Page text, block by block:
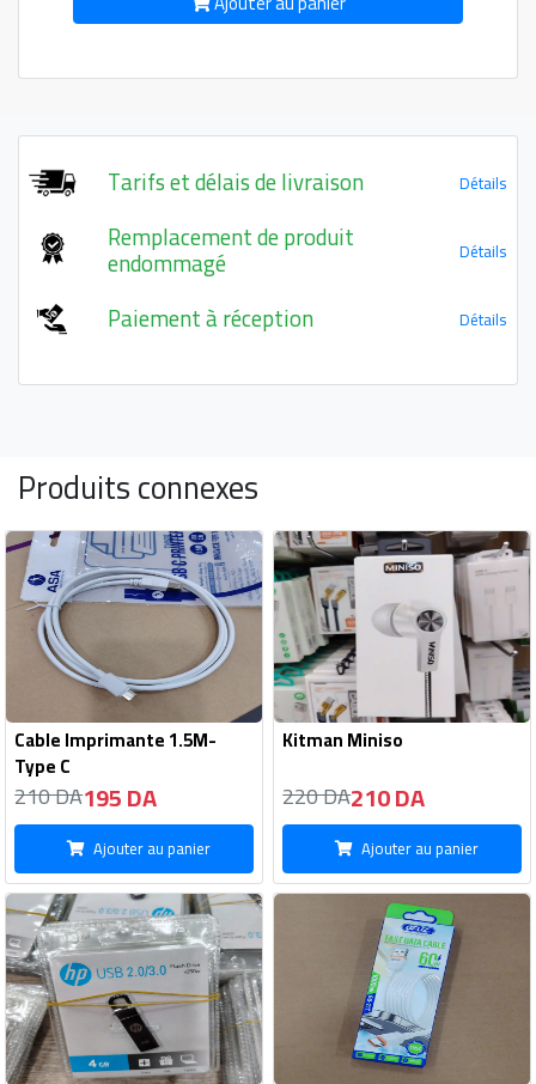
Tarifs et délais de livraison Détails
Remplacement de produit
endommagé Détails
Paiement à réception Détails
Produits connexes
Cable Imprimante 1.5M-
Type C
210 DA195 DA
Ajouter au panier
Kitman Miniso
220 DA210 DA
Ajouter au panier